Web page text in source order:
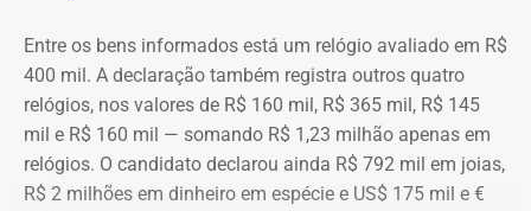
Entre os bens informados está um relógio avaliado em R$
400 mil. A declaração também registra outros quatro
relógios, nos valores de R$ 160 mil, R$ 365 mil, R$ 145
mil e R$ 160 mil — somando R$ 1,23 milhão apenas em
relógios. O candidato declarou ainda R$ 792 mil em joias,
R$ 2 milhões em dinheiro em espécie e US$ 175 mil e €